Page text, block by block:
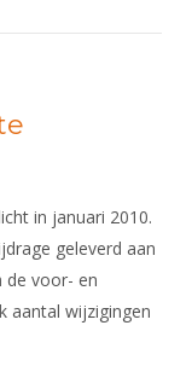
in januari 2010.
geleverd aan
de voor- en
aantal wijzigingen